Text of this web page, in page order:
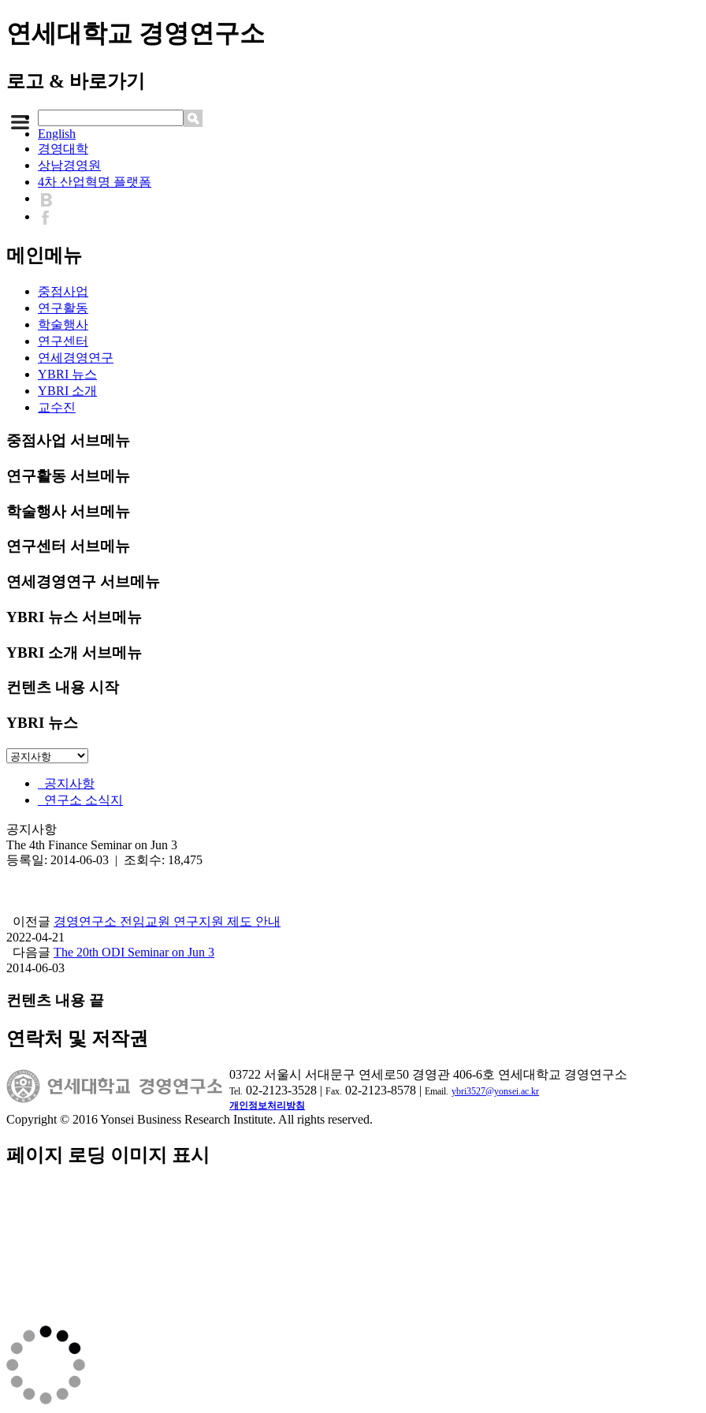
연세대학교 경영연구소
로고 & 바로가기
English
경영대학
상남경영원
4차 산업혁명 플랫폼
메인메뉴
중점사업
연구활동
학술행사
연구센터
연세경영연구
YBRI 뉴스
YBRI 소개
교수진
중점사업 서브메뉴
연구활동 서브메뉴
학술행사 서브메뉴
연구센터 서브메뉴
연세경영연구 서브메뉴
YBRI 뉴스 서브메뉴
YBRI 소개 서브메뉴
컨텐츠 내용 시작
YBRI 뉴스
공지사항
연구소 소식지
공지사항
The 4th Finance Seminar on Jun 3
등록일: 2014-06-03 | 조회수: 18,475
이전글 경영연구소 전임교원 연구지원 제도 안내
2022-04-21
다음글 The 20th ODI Seminar on Jun 3
2014-06-03
컨텐츠 내용 끝
연락처 및 저작권
03722 서울시 서대문구 연세로50 경영관 406-6호 연세대학교 경영연구소
Tel. 02-2123-3528 | Fax. 02-2123-8578 | Email. ybri3527@yonsei.ac.kr
개인정보처리방침
Copyright © 2016 Yonsei Business Research Institute. All rights reserved.
페이지 로딩 이미지 표시